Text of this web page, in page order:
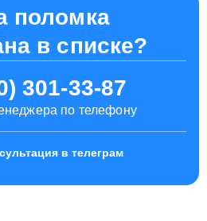
поломка
в списке?
301-33-87
по телефону
в телеграм